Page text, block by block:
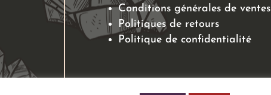
Conditions générales de ventes
Politiques de retours
Politique de confidentialité